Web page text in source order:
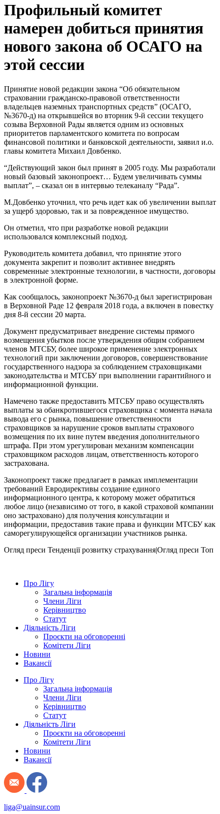
Профильный комитет
намерен добиться принятия
нового закона об ОСАГО на
этой сессии
Принятие новой редакции закона “Об обязательном
страховании гражданско-правовой ответственности
владельцев наземных транспортных средств” (ОСАГО,
№3670-д) на открывшейся во вторник 9-й сессии текущего
созыва Верховной Рады является одним из основных
приоритетов парламентского комитета по вопросам
финансовой политики и банковской деятельности, заявил и.о.
главы комитета Михаил Довбенко.
“Действующий закон был принят в 2005 году. Мы разработали
новый базовый законопроект… Будем увеличивать суммы
выплат”, – сказал он в интервью телеканалу “Рада”.
М.Довбенко уточнил, что речь идет как об увеличении выплат
за ущерб здоровью, так и за поврежденное имущество.
Он отметил, что при разработке новой редакции
использовался комплексный подход.
Руководитель комитета добавил, что принятие этого
документа закрепит и позволит активнее внедрять
современные электронные технологии, в частности, договоры
в электронной форме.
Как сообщалось, законопроект №3670-д был зарегистрирован
в Верховной Раде 12 февраля 2018 года, а включен в повестку
дня 8-й сессии 20 марта.
Документ предусматривает внедрение системы прямого
возмещения убытков после утверждения общим собранием
членов МТСБУ, более широкое применение электронных
технологий при заключении договоров, совершенствование
государственного надзора за соблюдением страховщиками
законодательства и МТСБУ при выполнении гарантийного и
информационной функции.
Намечено также предоставить МТСБУ право осуществлять
выплаты за обанкротившегося страховщика с момента начала
вывода его с рынка, повышение ответственности
страховщиков за нарушение сроков выплаты страхового
возмещения по их вине путем введения дополнительного
штрафа. При этом урегулирован механизм компенсации
страховщиком расходов лицам, ответственность которого
застрахована.
Законопроект также предлагает в рамках имплементации
требований Евродирективы создание единого
информационного центра, к которому может обратиться
любое лицо (независимо от того, в какой страховой компании
оно застраховано) для получения консультации и
информации, предоставив такие права и функции МТСБУ как
саморегулирующейся организации участников рынка.
Огляд преси Тенденції розвитку страхування|Огляд преси Топ
Про Лігу
Загальна інформація
Члени Ліги
Керівництво
Статут
Діяльність Ліги
Проєкти на обговоренні
Комітети Ліги
Новини
Вакансії
Про Лігу
Загальна інформація
Члени Ліги
Керівництво
Статут
Діяльність Ліги
Проєкти на обговоренні
Комітети Ліги
Новини
Вакансії
liga@uainsur.com